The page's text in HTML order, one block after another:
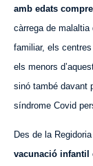
amb edats
càrrega de malaltia
familiar, els
els menors
sinó també davant
síndrome Covid
Des de la
vacunació infantil